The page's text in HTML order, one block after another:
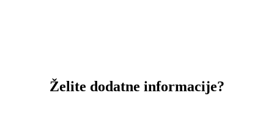
Želite dodatne informacije?